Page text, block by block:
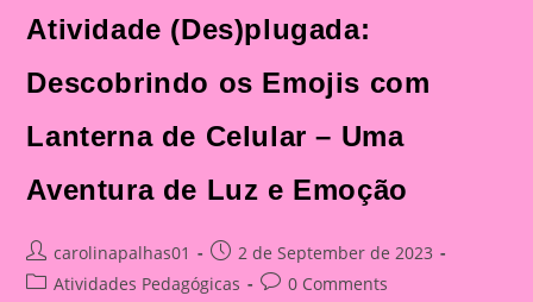
Atividade (Des)plugada:
Descobrindo os Emojis com
Lanterna de Celular – Uma
Aventura de Luz e Emoção
Post
author:
carolinapalhas01
Post
published:
2 de September de 2023
PostAtividades Pedagógicas
Post0 Comments